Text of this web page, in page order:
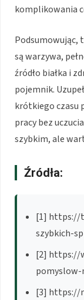
komplikowania
Podsumowując,
są warzywa,
źródło białka i
pojemnik.
krótkiego czasu
pracy bez
szybkim, ale
Źródła:
[1] https://
szybkich-
[2] https://
[3] https://